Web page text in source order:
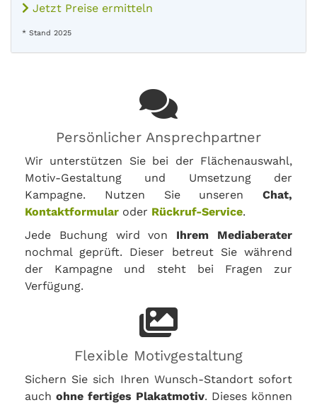
Jetzt Preise ermitteln
* Stand 2025
Persönlicher Ansprechpartner
Wir unterstützen Sie bei der Flächenauswahl,
Motiv-Gestaltung und Umsetzung der
Kampagne. Nutzen Sie unseren Chat,
Kontaktformular oder Rückruf-Service.
Jede Buchung wird von Ihrem Mediaberater
nochmal geprüft. Dieser betreut Sie während
der Kampagne und steht bei Fragen zur
Verfügung.
Flexible Motivgestaltung
Sichern Sie sich Ihren Wunsch-Standort sofort
auch ohne fertiges Plakatmotiv. Dieses können